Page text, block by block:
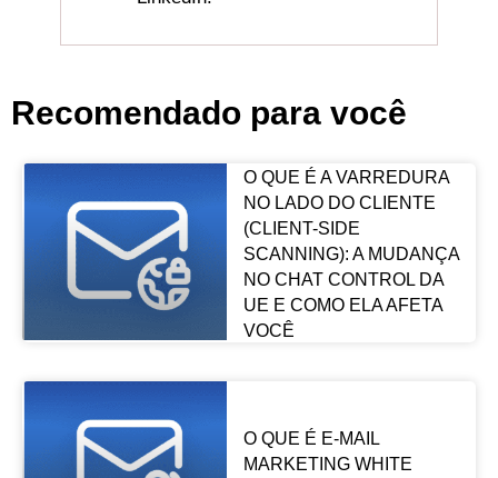
Recomendado para você
O QUE É A VARREDURA
NO LADO DO CLIENTE
(CLIENT-SIDE
SCANNING): A MUDANÇA
NO CHAT CONTROL DA
UE E COMO ELA AFETA
VOCÊ
O QUE É E-MAIL
MARKETING WHITE